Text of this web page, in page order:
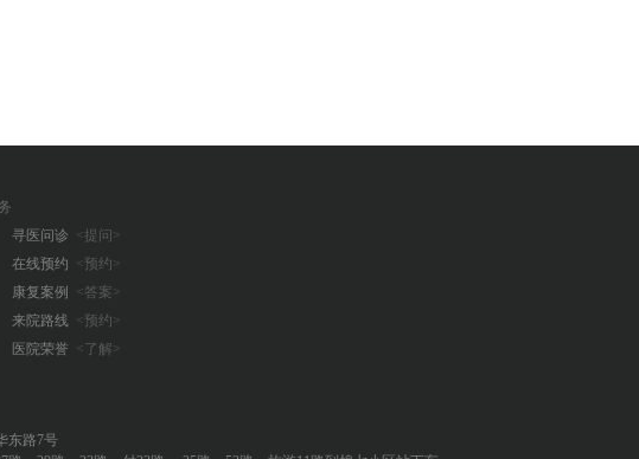
寻医问诊 <提问>
在线预约 <预约>
康复案例 <答案>
来院路线 <预约>
医院荣誉 <了解>
东路7号